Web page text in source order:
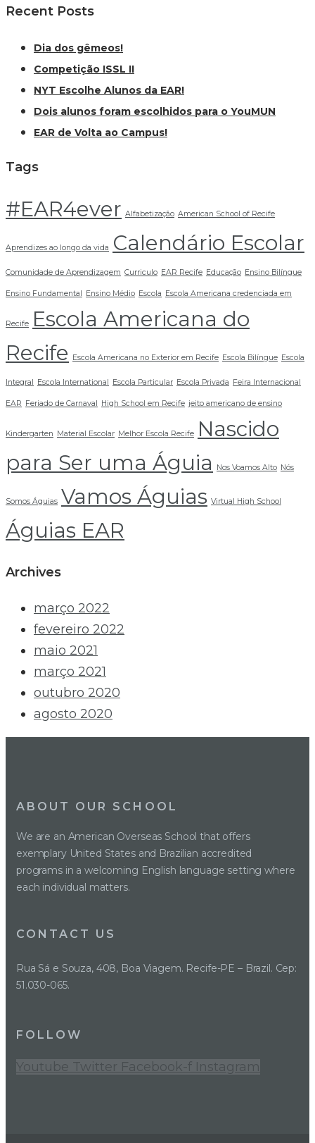
Recent Posts
Dia dos gêmeos!
Competição ISSL II
NYT Escolhe Alunos da EAR!
Dois alunos foram escolhidos para o YouMUN
EAR de Volta ao Campus!
Tags
#EAR4ever Alfabetização American School of Recife
Aprendizes ao longo da vida Calendário Escolar
Comunidade de Aprendizagem Curriculo EAR Recife Educação Ensino Bilíngue
Ensino Fundamental Ensino Médio Escola Escola Americana credenciada em
Recife
Escola Americana do
Recife
Escola Americana no Exterior em Recife Escola Bilíngue Escola
Integral Escola International Escola Particular Escola Privada Feira Internacional
EAR Feriado de Carnaval High School em Recife jeito americano de ensino
Kindergarten Material Escolar Melhor Escola Recife
Nascido
para Ser uma Águia
Nos Voamos Alto Nós
Somos Águias Vamos Águias Virtual High School
Águias EAR
Archives
março 2022
fevereiro 2022
maio 2021
março 2021
outubro 2020
agosto 2020
ABOUT OUR SCHOOL
We are an American Overseas School that offers
exemplary United States and Brazilian accredited
programs in a welcoming English language setting where
each individual matters.
CONTACT US
Rua Sá e Souza, 408, Boa Viagem. Recife-PE – Brazil. Cep:
51.030-065.
FOLLOW
Youtube Twitter Facebook-f Instagram